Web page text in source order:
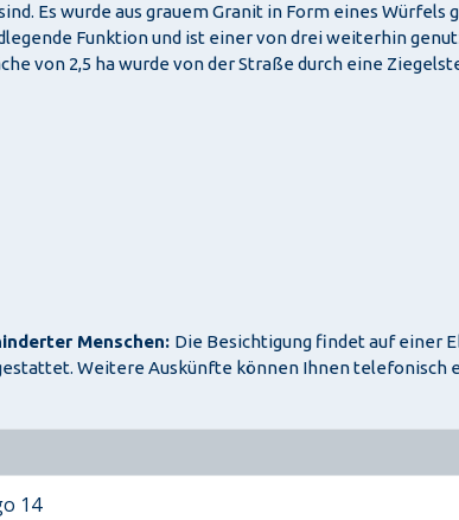
Es wurde aus grauem Granit in Form eines
Funktion und ist einer von drei weiterhin
von 2,5 ha wurde von der Straße durch eine
Menschen: Die Besichtigung findet auf einer
Weitere Auskünfte können Ihnen telefonisch
14